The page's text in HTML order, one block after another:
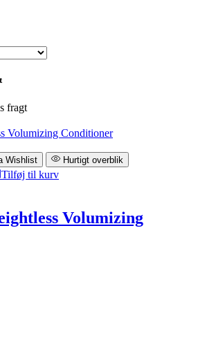
fragt
Wishlist
Hurtigt overblik
Tilføj til kurv
Volumizing